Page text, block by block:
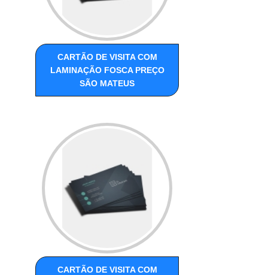
CARTÃO DE VISITA COM
LAMINAÇÃO FOSCA PREÇO
SÃO MATEUS
CARTÃO DE VISITA COM